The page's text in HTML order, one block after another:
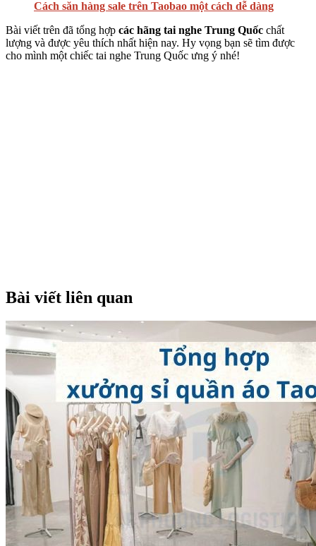
Cách săn hàng sale trên Taobao một cách dễ dàng
Bài viết trên đã tổng hợp các hãng tai nghe Trung Quốc chất
lượng và được yêu thích nhất hiện nay. Hy vọng bạn sẽ tìm được
cho mình một chiếc tai nghe Trung Quốc ưng ý nhé!
Bài viết liên quan